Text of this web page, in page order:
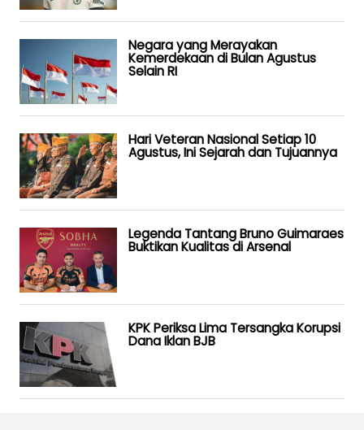
Negara yang Merayakan
Kemerdekaan di Bulan Agustus
Selain RI
Hari Veteran Nasional Setiap 10
Agustus, Ini Sejarah dan Tujuannya
Legenda Tantang Bruno Guimaraes
Buktikan Kualitas di Arsenal
KPK Periksa Lima Tersangka Korupsi
Dana Iklan BJB